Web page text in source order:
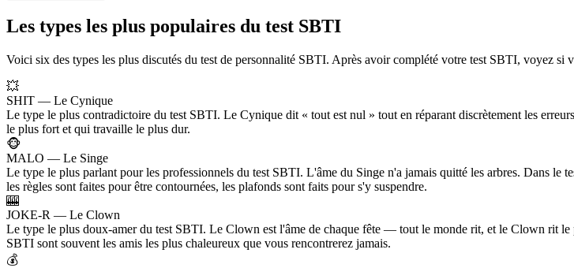
Les types les plus populaires du test SBTI
Voici six des types les plus discutés du test de personnalité SBTI. Après avoir complété votre test SBTI, voyez si
💥
SHIT — Le Cynique
Le type le plus contradictoire du test SBTI. Le Cynique dit « tout est nul » tout en réparant discrètement les
le plus fort et qui travaille le plus dur.
🐵
MALO — Le Singe
Le type le plus parlant pour les professionnels du test SBTI. L'âme du Singe n'a jamais quitté les arbres. Dans
les règles sont faites pour être contournées, les plafonds sont faits pour s'y suspendre.
🎰
JOKE-R — Le Clown
Le type le plus doux-amer du test SBTI. Le Clown est l'âme de chaque fête — tout le monde rit, et le Clown rit
SBTI sont souvent les amis les plus chaleureux que vous rencontrerez jamais.
💰